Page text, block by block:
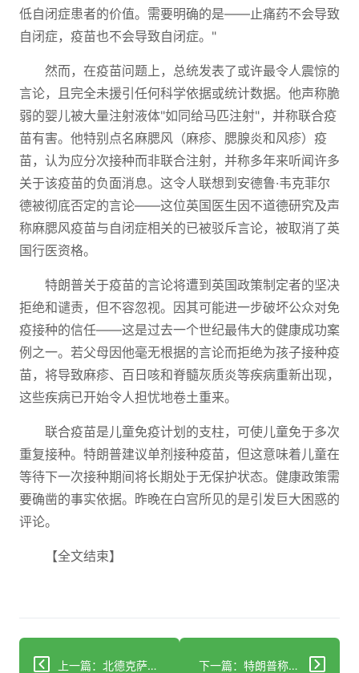
低自闭症患者的价值。需要明确的是——止痛药不会导致
自闭症，疫苗也不会导致自闭症。"
然而，在疫苗问题上，总统发表了或许最令人震惊的
言论，且完全未援引任何科学依据或统计数据。他声称脆
弱的婴儿被大量注射液体"如同给马匹注射"，并称联合疫
苗有害。他特别点名麻腮风（麻疹、腮腺炎和风疹）疫
苗，认为应分次接种而非联合注射，并称多年来听闻许多
关于该疫苗的负面消息。这令人联想到安德鲁·韦克菲尔
德被彻底否定的言论——这位英国医生因不道德研究及声
称麻腮风疫苗与自闭症相关的已被驳斥言论，被取消了英
国行医资格。
特朗普关于疫苗的言论将遭到英国政策制定者的坚决
拒绝和谴责，但不容忽视。因其可能进一步破坏公众对免
疫接种的信任——这是过去一个世纪最伟大的健康成功案
例之一。若父母因他毫无根据的言论而拒绝为孩子接种疫
苗，将导致麻疹、百日咳和脊髓灰质炎等疾病重新出现，
这些疾病已开始令人担忧地卷土重来。
联合疫苗是儿童免疫计划的支柱，可使儿童免于多次
重复接种。特朗普建议单剂接种疫苗，但这意味着儿童在
等待下一次接种期间将长期处于无保护状态。健康政策需
要确凿的事实依据。昨晚在白宫所见的是引发巨大困惑的
评论。
【全文结束】
上一篇：北德克萨斯大学研究人员培育出带血管的迷你心脏 这为何重要 下一篇：特朗普称孕妇使用泰诺与自闭症相关：真相如何